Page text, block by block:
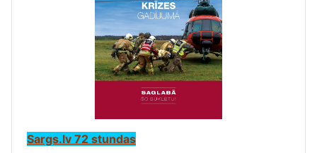
Sargs.lv 72 stundas